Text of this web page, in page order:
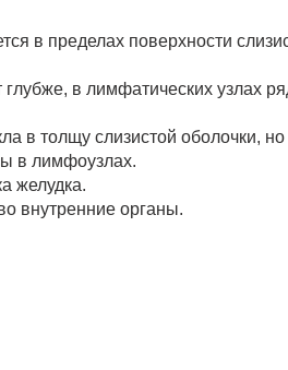
в пределах поверхности
глубже, в лимфатических узлах
в толщу слизистой оболочки,
в лимфоузлах.
желудка.
внутренние органы.